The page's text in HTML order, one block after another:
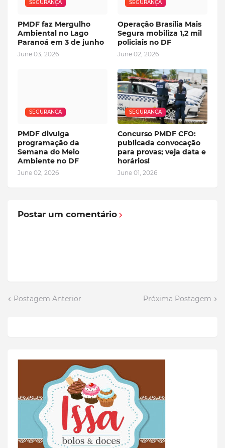
SEGURANÇA
PMDF faz Mergulho
Ambiental no Lago
Paranoá em 3 de junho
June 03, 2026
SEGURANÇA
Operação Brasília Mais
Segura mobiliza 1,2 mil
policiais no DF
June 02, 2026
SEGURANÇA
PMDF divulga
programação da
Semana do Meio
Ambiente no DF
June 02, 2026
SEGURANÇA
Concurso PMDF CFO:
publicada convocação
para provas; veja data e
horários!
June 01, 2026
Postar um comentário
Postagem Anterior Próxima Postagem